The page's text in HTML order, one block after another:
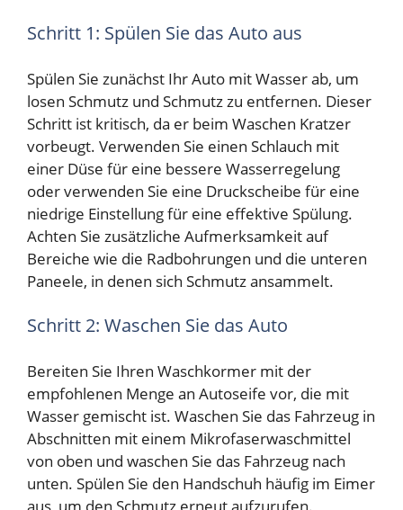
Schritt 1: Spülen Sie das Auto aus
Spülen Sie zunächst Ihr Auto mit Wasser ab, um
losen Schmutz und Schmutz zu entfernen. Dieser
Schritt ist kritisch, da er beim Waschen Kratzer
vorbeugt. Verwenden Sie einen Schlauch mit
einer Düse für eine bessere Wasserregelung
oder verwenden Sie eine Druckscheibe für eine
niedrige Einstellung für eine effektive Spülung.
Achten Sie zusätzliche Aufmerksamkeit auf
Bereiche wie die Radbohrungen und die unteren
Paneele, in denen sich Schmutz ansammelt.
Schritt 2: Waschen Sie das Auto
Bereiten Sie Ihren Waschkormer mit der
empfohlenen Menge an Autoseife vor, die mit
Wasser gemischt ist. Waschen Sie das Fahrzeug in
Abschnitten mit einem Mikrofaserwaschmittel
von oben und waschen Sie das Fahrzeug nach
unten. Spülen Sie den Handschuh häufig im Eimer
aus, um den Schmutz erneut aufzurufen.